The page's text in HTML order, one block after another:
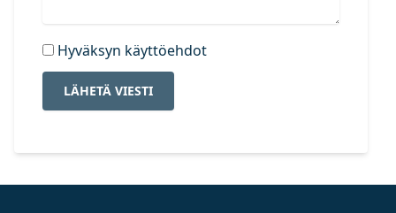
Hyväksyn käyttöehdot
LÄHETÄ VIESTI